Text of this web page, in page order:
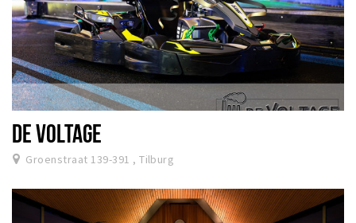
DE VOLTAGE
Groenstraat 139-391 , Tilburg